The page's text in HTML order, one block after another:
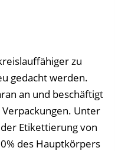
i
s
e
i
n
b
zu
gedacht werden.
an und beschäftigt
Unter
Etikettierung von
des Hauptkörpers